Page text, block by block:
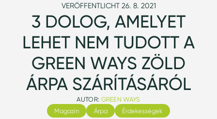
VERÖFFENTLICHT 26. 8. 2021
3 DOLOG, AMELYET
LEHET NEM TUDOTT A
GREEN WAYS ZÖLD
ÁRPA SZÁRÍTÁSÁRÓL
AUTOR: GREEN WAYS
Magazin
Árpa Érdekességek